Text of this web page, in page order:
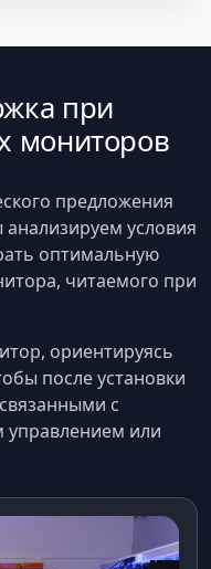
при
мониторов
предложения
условия
оптимальную
читаемого при
ориентируясь
после установки
с
управлением или